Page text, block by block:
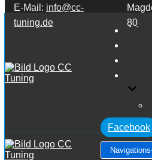
Zum Inhalt springen
E-Mail: info@cc-
tuning.de
80
Facebook